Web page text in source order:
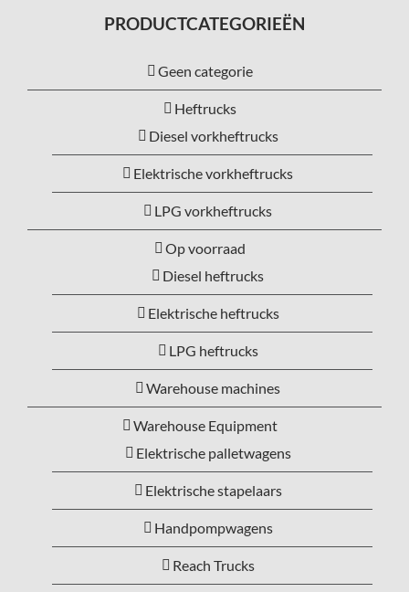
PRODUCTCATEGORIEËN
Geen categorie
Heftrucks
Diesel vorkheftrucks
Elektrische vorkheftrucks
LPG vorkheftrucks
Op voorraad
Diesel heftrucks
Elektrische heftrucks
LPG heftrucks
Warehouse machines
Warehouse Equipment
Elektrische palletwagens
Elektrische stapelaars
Handpompwagens
Reach Trucks